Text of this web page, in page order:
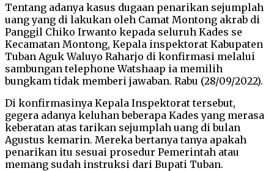
Tentang adanya kasus dugaan penarikan sejumplah
uang yang di lakukan oleh Camat Montong akrab di
Panggil Chiko Irwanto kepada seluruh Kades se
Kecamatan Montong, Kepala inspektorat Kabupaten
Tuban Aguk Waluyo Raharjo di konfirmasi melalui
sambungan telephone Watshaap ia memilih
bungkam tidak memberi jawaban. Rabu (28/09/2022).
Di konfirmasinya Kepala Inspektorat tersebut,
gegera adanya keluhan beberapa Kades yang merasa
keberatan atas tarikan sejumplah uang di bulan
Agustus kemarin. Mereka bertanya tanya apakah
penarikan itu sesuai prosedur Pemerintah atau
memang sudah instruksi dari Bupati Tuban.